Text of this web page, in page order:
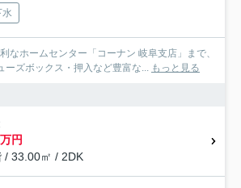
水
ムセンター「コーナン 岐阜支店」まで、
ーズボックス・押入など豊富な... もっと見る
円
/ 33.00㎡ / 2DK